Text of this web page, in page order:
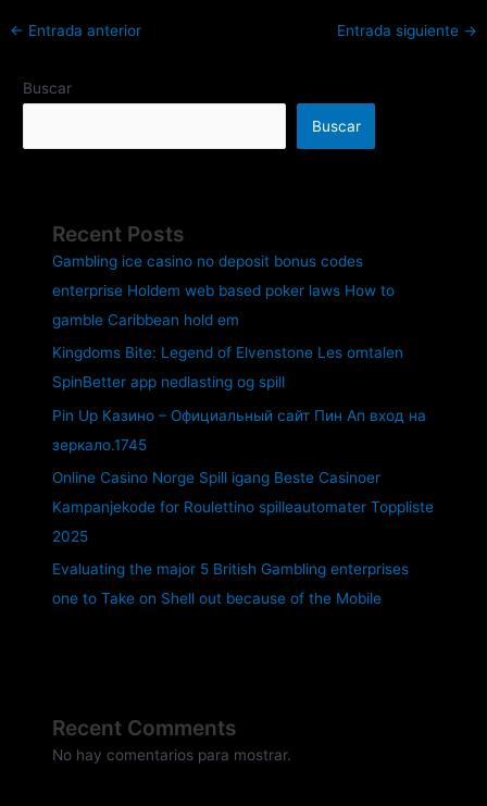
← Entrada anterior Entrada siguiente →
Buscar
Buscar
Recent Posts
Gambling ice casino no deposit bonus codes
enterprise Holdem web based poker laws How to
gamble Caribbean hold em
Kingdoms Bite: Legend of Elvenstone Les omtalen
SpinBetter app nedlasting og spill
Pin Up Казино – Официальный сайт Пин Ап вход на
зеркало.1745
Online Casino Norge Spill igang Beste Casinoer
Kampanjekode for Roulettino spilleautomater Toppliste
2025
Evaluating the major 5 British Gambling enterprises
one to Take on Shell out because of the Mobile
Recent Comments
No hay comentarios para mostrar.